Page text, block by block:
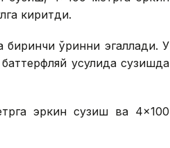
киритди.
биринчи ўринни эгаллади. У
усулида сузишда
эркин сузиш ва 4×100